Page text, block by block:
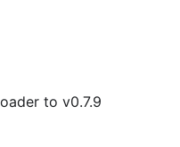
to v0.7.9